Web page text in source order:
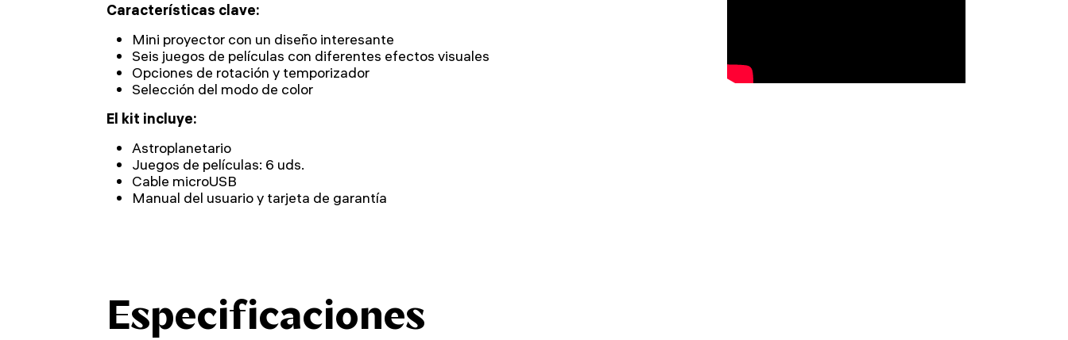
Características clave:
Mini proyector con un diseño interesante
Seis juegos de películas con diferentes efectos visuales
Opciones de rotación y temporizador
Selección del modo de color
El kit incluye:
Astroplanetario
Juegos de películas: 6 uds.
Cable microUSB
Manual del usuario y tarjeta de garantía
Especificaciones